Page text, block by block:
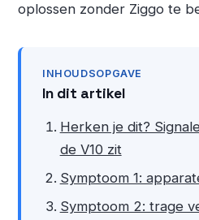
oplossen zonder Ziggo te
INHOUDSOPGAVE
In dit artikel
Herken je dit?
de V10 zit
Symptoom 1:
Symptoom 2: trage